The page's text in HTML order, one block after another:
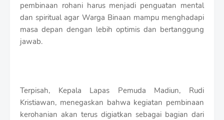
pembinaan rohani harus menjadi penguatan mental
dan spiritual agar Warga Binaan mampu menghadapi
masa depan dengan lebih optimis dan bertanggung
jawab.
Terpisah, Kepala Lapas Pemuda Madiun, Rudi
Kristiawan, menegaskan bahwa kegiatan pembinaan
kerohanian akan terus digiatkan sebagai bagian dari